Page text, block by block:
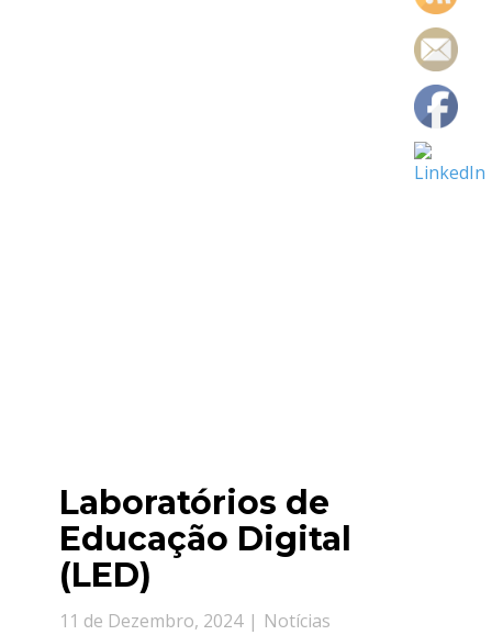
Laboratórios de
Educação Digital
(LED)
11 de Dezembro, 2024 Notícias